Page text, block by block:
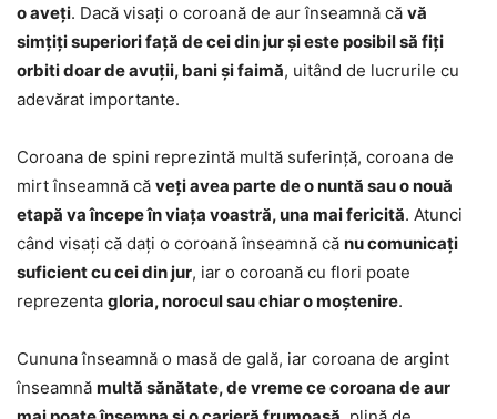
o aveți. Dacă visați o coroană de aur înseamnă că vă
simțiți superiori față de cei din jur și este posibil să fiți
orbiti doar de avuții, bani și faimă, uitând de lucrurile cu
adevărat importante.
Coroana de spini reprezintă multă suferință, coroana de
mirt înseamnă că veți avea parte de o nuntă sau o nouă
etapă va începe în viața voastră, una mai fericită. Atunci
când visați că dați o coroană înseamnă că nu comunicați
suficient cu cei din jur, iar o coroană cu flori poate
reprezenta gloria, norocul sau chiar o moștenire.
Cununa înseamnă o masă de gală, iar coroana de argint
înseamnă multă sănătate, de vreme ce coroana de aur